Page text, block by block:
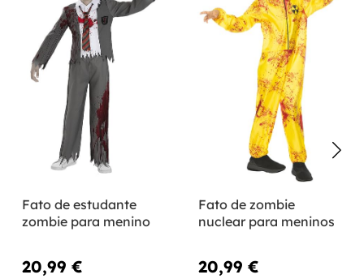
Fato de estudante
zombie para menino
20,99 €
Fato de zombie
nuclear para meninos
20,99 €